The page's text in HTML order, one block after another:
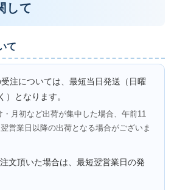
して
て
注については、最短当日発送（日曜
）となります。
月初など出荷が集中した場合、午前11
営業日以降の出荷となる場合がございま
文頂いた場合は、最短翌営業日の発